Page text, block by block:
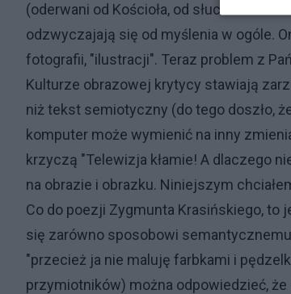
(oderwani od Kościoła, od słuchania
odzwyczajają się od myślenia w ogóle.
fotografii, "ilustracji". Teraz problem z
Kulturze obrazowej krytycy stawiają
niż tekst semiotyczny (do tego doszło,
komputer może wymienić na inny
krzyczą "Telewizja kłamie! A dlaczego
na obrazie i obrazku. Niniejszym
Co do poezji Zygmunta Krasińskiego, to
się zarówno sposobowi
"przecież ja nie maluję farbkami i
przymiotników) można odpowiedzieć,